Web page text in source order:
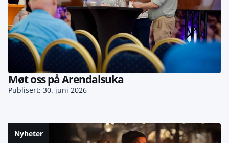
Møt oss på Arendalsuka
Publisert: 30. juni 2026
Nyheter